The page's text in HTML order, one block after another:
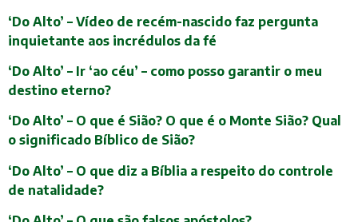
‘Do Alto’ – Vídeo de recém-nascido faz pergunta
inquietante aos incrédulos da fé
‘Do Alto’ – Ir ‘ao céu’ – como posso garantir o meu
destino eterno?
‘Do Alto’ – O que é Sião? O que é o Monte Sião? Qual
o significado Bíblico de Sião?
‘Do Alto’ – O que diz a Bíblia a respeito do controle
de natalidade?